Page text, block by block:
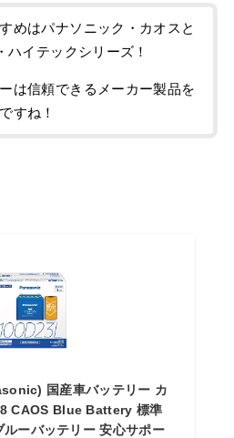
めはパナソニック・カオスと
ハイテックシリーズ！
は信頼できるメーカー製品を
すね！
国産車バッテリー カ
CAOS Blue Battery 標準
ーバッテリー 安心サポー